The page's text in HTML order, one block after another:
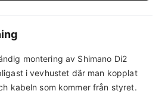
montering av Shimano Di2
i vevhustet där man kopplat
kabeln som kommer från styret.